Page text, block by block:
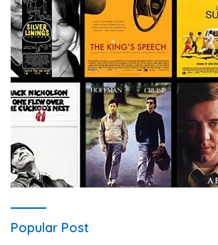
Popular Post